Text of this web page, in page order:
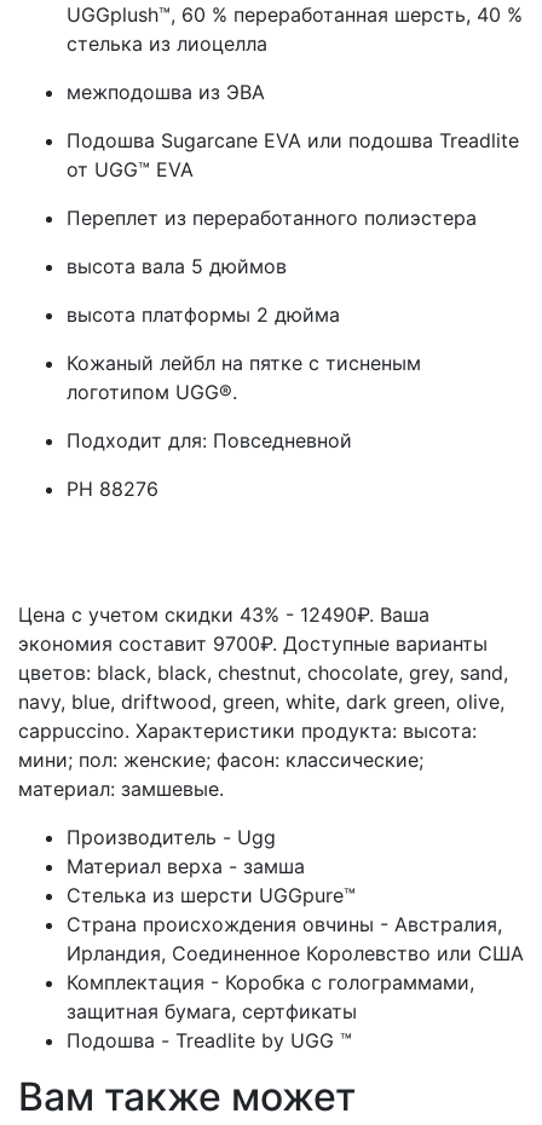
UGGplush™, 60 % переработанная шерсть, 40 %
стелька из лиоцелла
межподошва из ЭВА
Подошва Sugarcane EVA или подошва Treadlite
от UGG™ EVA
Переплет из переработанного полиэстера
высота вала 5 дюймов
высота платформы 2 дюйма
Кожаный лейбл на пятке с тисненым
логотипом UGG®.
Подходит для: Повседневной
РН 88276
Цена с учетом скидки 43% - 12490₽. Ваша
экономия составит 9700₽. Доступные варианты
цветов: black, black, chestnut, chocolate, grey, sand,
navy, blue, driftwood, green, white, dark green, olive,
cappuccino. Характеристики продукта: высота:
мини; пол: женские; фасон: классические;
материал: замшевые.
Производитель - Ugg
Материал верха - замша
Стелька из шерсти UGGpure™
Страна происхождения овчины - Австралия,
Ирландия, Соединенное Королевство или США
Комплектация - Коробка с голограммами,
защитная бумага, сертфикаты
Подошва - Treadlite by UGG ™
Вам также может